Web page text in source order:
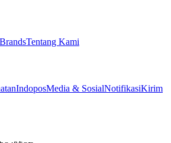
BrandsTentang Kami
IndoposMedia & SosialNotifikasiKirim